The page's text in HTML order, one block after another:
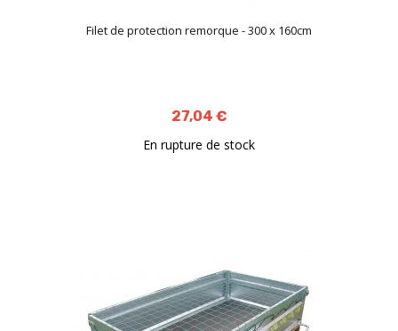
Filet de protection remorque - 300 x 160cm
27,04 €
En rupture de stock